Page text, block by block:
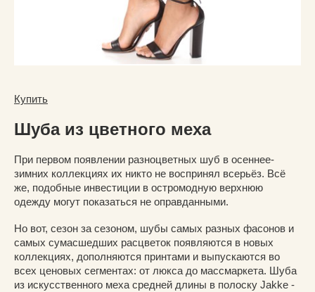
Купить
Шуба из цветного меха
При первом появлении разноцветных шуб в осеннее-
зимних коллекциях их никто не воспринял всерьёз. Всё
же, подобные инвестиции в остромодную верхнюю
одежду могут показаться не оправданными.
Но вот, сезон за сезоном, шубы самых разных фасонов и
самых сумасшедших расцветок появляются в новых
коллекциях, дополняются принтами и выпускаются во
всех ценовых сегментах: от люкса до массмаркета. Шуба
из искусственного меха средней длины в полоску Jakke -